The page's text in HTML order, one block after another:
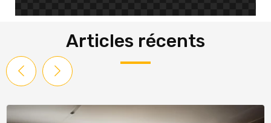
Articles récents